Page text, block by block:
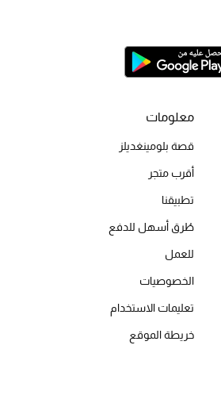
معلومات
قصة بلومينغديلز
أقرب متجر
تطبيقنا
طُرق أسهل للدفع
للعمل
الخصوصيات
تعليمات الاستخدام
خريطة الموقع